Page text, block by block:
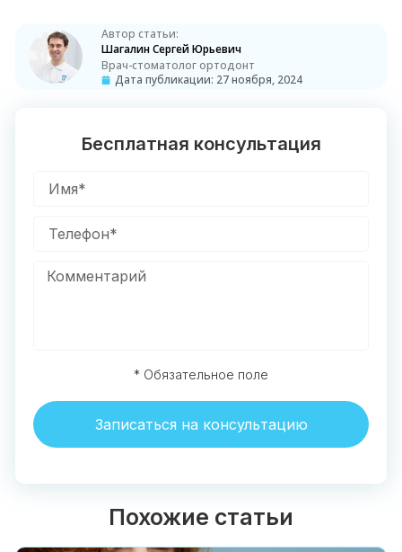
Автор статьи:
Шагалин Сергей Юрьевич
Врач-стоматолог ортодонт
Дата публикации: 27 ноября, 2024
Бесплатная консультация
* Обязательное поле
Записаться на консультацию
Похожие статьи